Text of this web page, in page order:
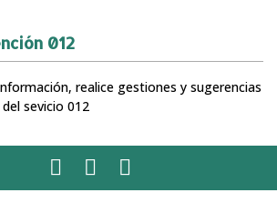
012
realice gestiones y sugerencias
sevicio 012
FacebookTwitterInstagram